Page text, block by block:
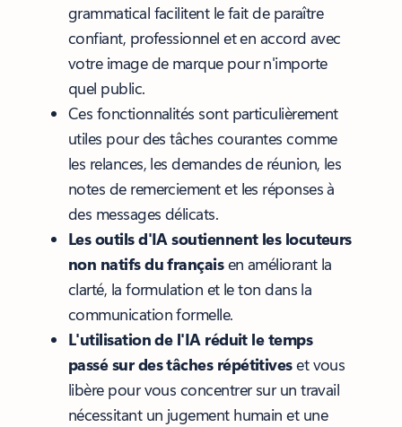
grammatical facilitent le fait de paraître
confiant, professionnel et en accord avec
votre image de marque pour n'importe
quel public.
Ces fonctionnalités sont particulièrement
utiles pour des tâches courantes comme
les relances, les demandes de réunion, les
notes de remerciement et les réponses à
des messages délicats.
Les outils d'IA soutiennent les locuteurs
non natifs du françaisen améliorant la
clarté, la formulation et le ton dans la
communication formelle.
L'utilisation de l'IA réduit le temps
passé sur des tâches répétitiveset vous
libère pour vous concentrer sur un travail
nécessitant un jugement humain et une